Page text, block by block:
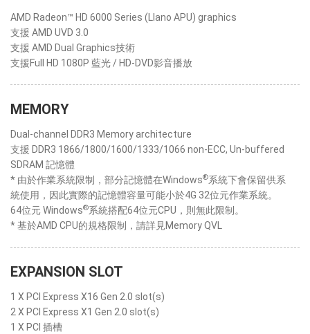
AMD Radeon™ HD 6000 Series (Llano APU) graphics
支援 AMD UVD 3.0
支援 AMD Dual Graphics技術
支援Full HD 1080P 藍光 / HD-DVD影音播放
MEMORY
Dual-channel DDR3 Memory architecture
支援 DDR3 1866/1800/1600/1333/1066 non-ECC, Un-buffered
SDRAM 記憶體
* 由於作業系統限制，部分記憶體在Windows®系統下會保留供系
統使用，因此實際的記憶體容量可能小於4G 32位元作業系統。
64位元 Windows®系統搭配64位元CPU，則無此限制。
* 基於AMD CPU的規格限制，請詳見Memory QVL
EXPANSION SLOT
1 X PCI Express X16 Gen 2.0 slot(s)
2 X PCI Express X1 Gen 2.0 slot(s)
1 X PCI 插槽